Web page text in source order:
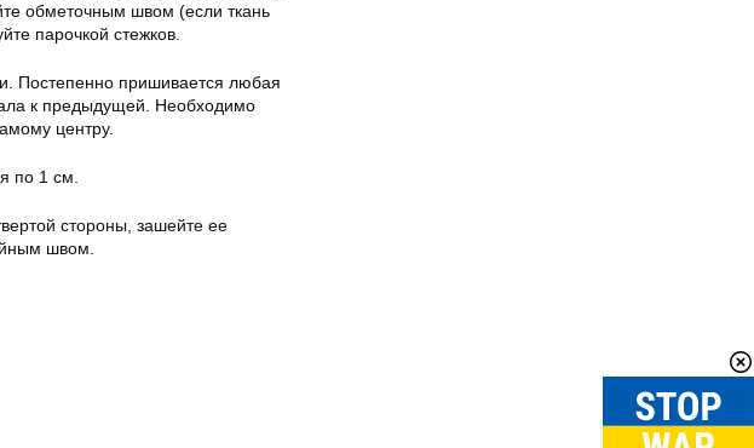
обметочным швом (если ткань
парочкой стежков.
Постепенно пришивается любая
к предыдущей. Необходимо
центру.
по 1 см.
стороны, зашейте ее
швом.